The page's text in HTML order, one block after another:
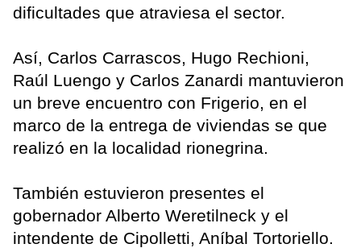
dificultades que atraviesa el sector.
Así, Carlos Carrascos, Hugo Rechioni,
Raúl Luengo y Carlos Zanardi mantuvieron
un breve encuentro con Frigerio, en el
marco de la entrega de viviendas se que
realizó en la localidad rionegrina.
También estuvieron presentes el
gobernador Alberto Weretilneck y el
intendente de Cipolletti, Aníbal Tortoriello.